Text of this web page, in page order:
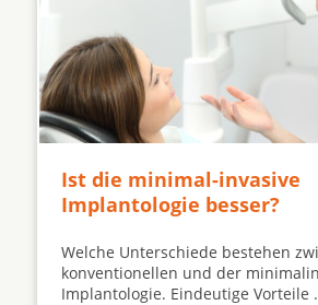
Ist die minimal-invasive
Implantologie besser?
Welche Unterschiede bestehen
konventionellen und der
Implantologie. Eindeutige Vorteile